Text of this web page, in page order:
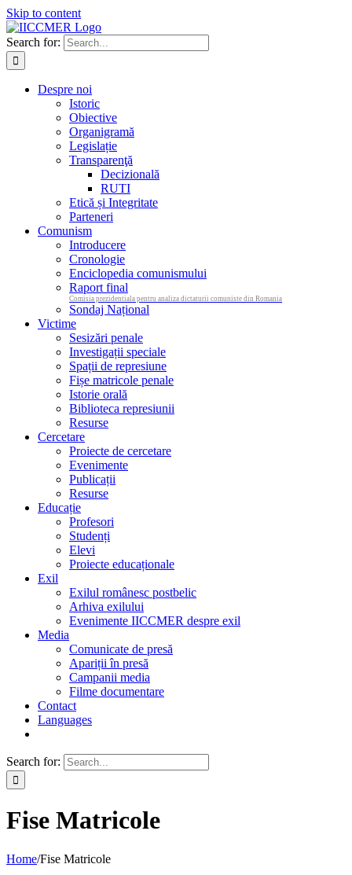
Skip to content
Search for:
Despre noi
Istoric
Obiective
Organigramă
Legislație
Transparenţă
Decizională
RUTI
Etică și Integritate
Parteneri
Comunism
Introducere
Cronologie
Enciclopedia comunismului
Raport final
Comisia prezidentiala pentru analiza dictaturii comuniste din Romania
Sondaj Național
Victime
Sesizări penale
Investigații speciale
Spații de represiune
Fișe matricole penale
Istorie orală
Biblioteca represiunii
Resurse
Cercetare
Proiecte de cercetare
Evenimente
Publicații
Resurse
Educație
Profesori
Studenți
Elevi
Proiecte educaționale
Exil
Exilul românesc postbelic
Arhiva exilului
Evenimente IICCMER despre exil
Media
Comunicate de presă
Apariții în presă
Campanii media
Filme documentare
Contact
Languages
Search for:
Fise Matricole
Home/Fise Matricole